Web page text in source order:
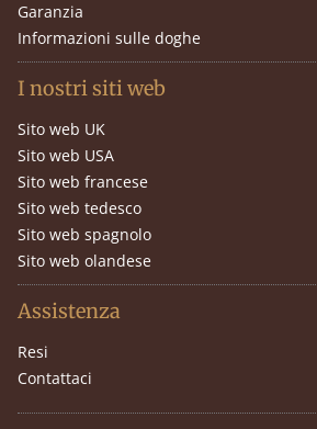
Garanzia
Informazioni sulle doghe
I nostri siti web
Sito web UK
Sito web USA
Sito web francese
Sito web tedesco
Sito web spagnolo
Sito web olandese
Assistenza
Resi
Contattaci